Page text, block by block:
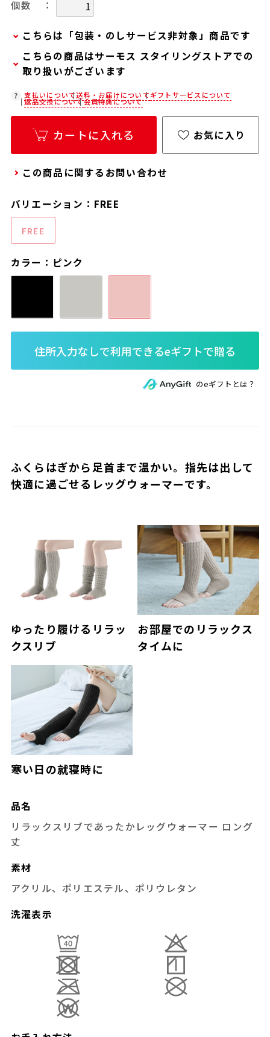
個数
：
こちらは「包装・のしサービス非対象」商品です
当商品は弊社でのお包みには対応しておりませ
ん。
お客様ご自身で包装する際にお使いいただけるギ
フト用品をご用意しておりますので、セルフラッ
ピング用のギフトバッグや手提げ袋が必要な場合
は、以下より合わせてご購入ください。
通常商品用ギフト用品
パーソナライズサービス用ギフト用品
こちらの商品はサーモス スタイリングストアでの
取り扱いがございます
在庫状況につきましては、各店舗までお電話にて
ご確認ください。
店舗紹介ページ
支払いについて送料・お届けについてギフトサービスについて
返品交換について会員特典について
カートに入れる お気に入り
この商品に関するお問い合わせ
バリエーション：FREE
FREE
カラー：ピンク
のeギフトとは？
ふくらはぎから足首まで温かい。指先は出して
快適に過ごせるレッグウォーマーです。
ゆったり履けるリラッ
クスリブ
お部屋でのリラックス
タイムに
寒い日の就寝時に
品名
リラックスリブであったかレッグウォーマー ロング
丈
素材
アクリル、ポリエステル、ポリウレタン
洗濯表示